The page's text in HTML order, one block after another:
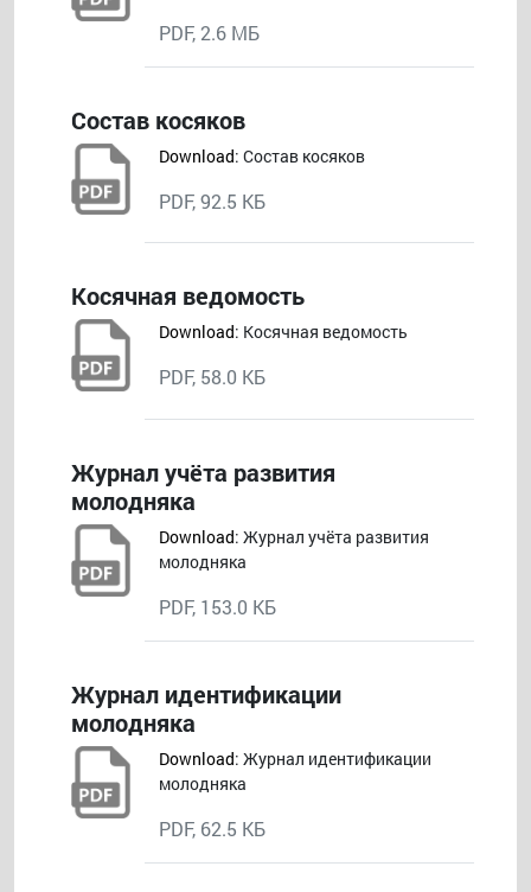
PDF, 2.6 МБ
Состав косяков
Download: Состав косяков
PDF, 92.5 КБ
Косячная ведомость
Download: Косячная ведомость
PDF, 58.0 КБ
Журнал учёта развития
молодняка
Download: Журнал учёта развития
молодняка
PDF, 153.0 КБ
Журнал идентификации
молодняка
Download: Журнал идентификации
молодняка
PDF, 62.5 КБ